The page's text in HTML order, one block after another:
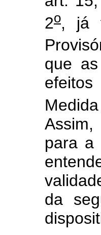
2o, já
que
para a
da